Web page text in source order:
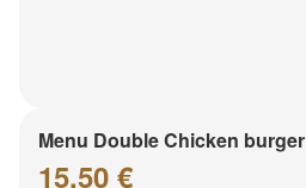
Menu Double Chicken burger
15.50 €